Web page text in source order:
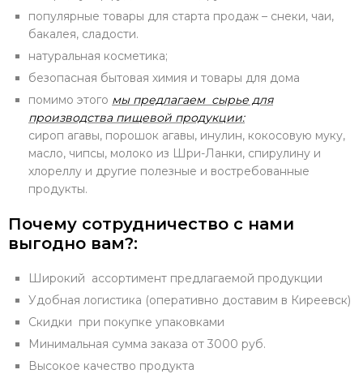
популярные товары для старта продаж – снеки, чаи,
бакалея, сладости.
натуральная косметика;
безопасная бытовая химия и товары для дома
помимо этого мы предлагаем сырье для
производства пищевой продукции:
сироп агавы, порошок агавы, инулин, кокосовую муку,
масло, чипсы, молоко из Шри-Ланки, спирулину и
хлореллу и другие полезные и востребованные
продукты.
Почему сотрудничество с нами
выгодно вам?:
Широкий ассортимент предлагаемой продукции
Удобная логистика (оперативно доставим в Киреевск)
Скидки при покупке упаковками
Минимальная сумма заказа от 3000 руб.
Высокое качество продукта